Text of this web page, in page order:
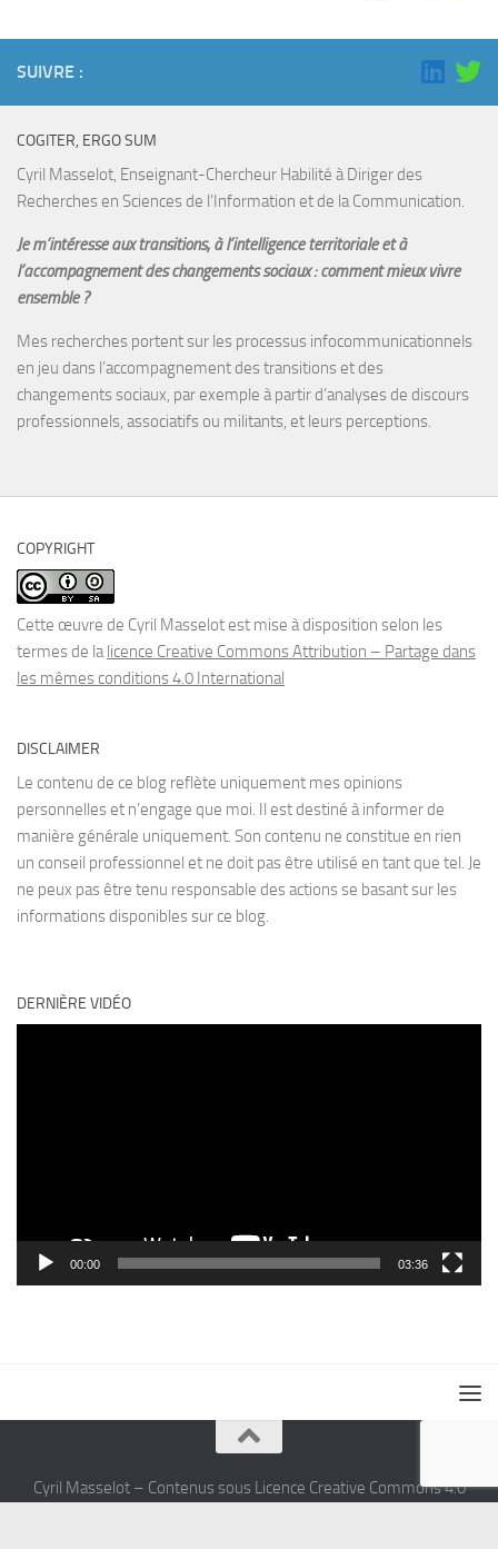
SUIVRE :
COGITER, ERGO SUM
Cyril Masselot, Enseignant-Chercheur Habilité à Diriger des
Recherches en Sciences de l’Information et de la Communication.
Je m’intéresse aux transitions, à l’intelligence territoriale et à
l’accompagnement des changements sociaux : comment mieux vivre
ensemble ?
Mes recherches portent sur les processus infocommunicationnels
en jeu dans l’accompagnement des transitions et des
changements sociaux, par exemple à partir d’analyses de discours
professionnels, associatifs ou militants, et leurs perceptions.
COPYRIGHT
Cette œuvre de Cyril Masselot est mise à disposition selon les
termes de lalicence Creative Commons Attribution – Partage dans
les mêmes conditions 4.0 International
DISCLAIMER
Le contenu de ce blog reflète uniquement mes opinions
personnelles et n’engage que moi. Il est destiné à informer de
manière générale uniquement. Son contenu ne constitue en rien
un conseil professionnel et ne doit pas être utilisé en tant que tel. Je
ne peux pas être tenu responsable des actions se basant sur les
informations disponibles sur ce blog.
DERNIÈRE VIDÉO
00:00 03:36
Cyril Masselot – Contenus sous Licence Creative Commons 4.0